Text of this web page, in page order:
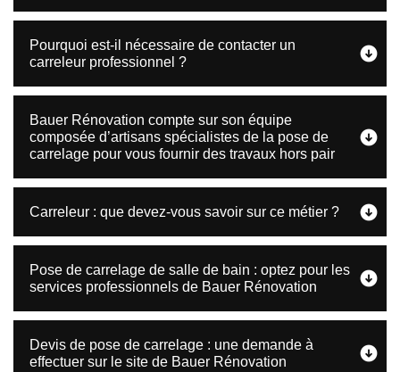
Pourquoi est-il nécessaire de contacter un
carreleur professionnel ?
Bauer Rénovation compte sur son équipe
composée d’artisans spécialistes de la pose de
carrelage pour vous fournir des travaux hors pair
Carreleur : que devez-vous savoir sur ce métier ?
Pose de carrelage de salle de bain : optez pour les
services professionnels de Bauer Rénovation
Devis de pose de carrelage : une demande à
effectuer sur le site de Bauer Rénovation